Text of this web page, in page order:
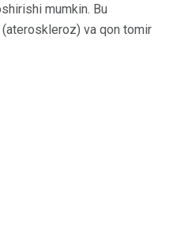
mumkin. Bu
va qon tomir